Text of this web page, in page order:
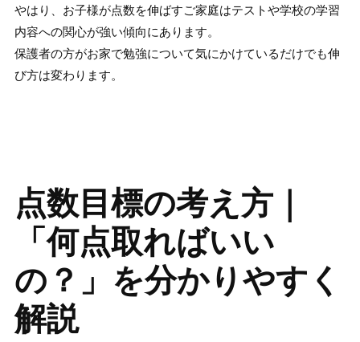
やはり、お子様が点数を伸ばすご家庭はテストや学校の学習
内容への関心が強い傾向にあります。
保護者の方がお家で勉強について気にかけているだけでも伸
び方は変わります。
点数目標の考え方｜
「何点取ればいい
の？」を分かりやすく
解説